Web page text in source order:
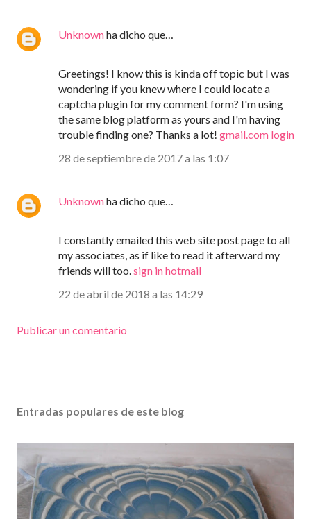
Unknownha dicho que…
Greetings! I know this is kinda off topic but I was
wondering if you knew where I could locate a
captcha plugin for my comment form? I'm using
the same blog platform as yours and I'm having
trouble finding one? Thanks a lot! gmail.com login
28 de septiembre de 2017 a las 1:07
Unknownha dicho que…
I constantly emailed this web site post page to all
my associates, as if like to read it afterward my
friends will too.sign in hotmail
22 de abril de 2018 a las 14:29
Publicar un comentario
Entradas populares de este blog